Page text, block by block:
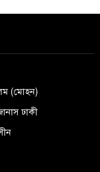
(মোহন)
ঢাকী